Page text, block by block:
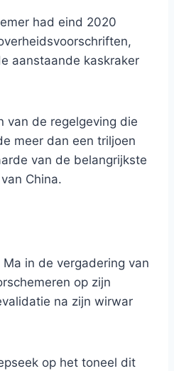
had eind 2020
aanstaande kaskraker
van de regelgeving die
meer dan een triljoen
van de belangrijkste
China.
in de vergadering van
op zijn
na zijn wirwar
op het toneel dit